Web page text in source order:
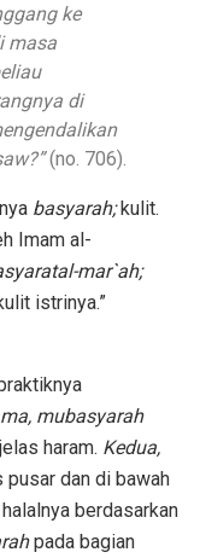
ke
masa
di
(no. 706).
basyarah;kulit.
Imam al-
mar`ah;
istrinya.”
mubasyarah
haram. Kedua,
pusar dan di bawah
berdasarkan
pada bagian